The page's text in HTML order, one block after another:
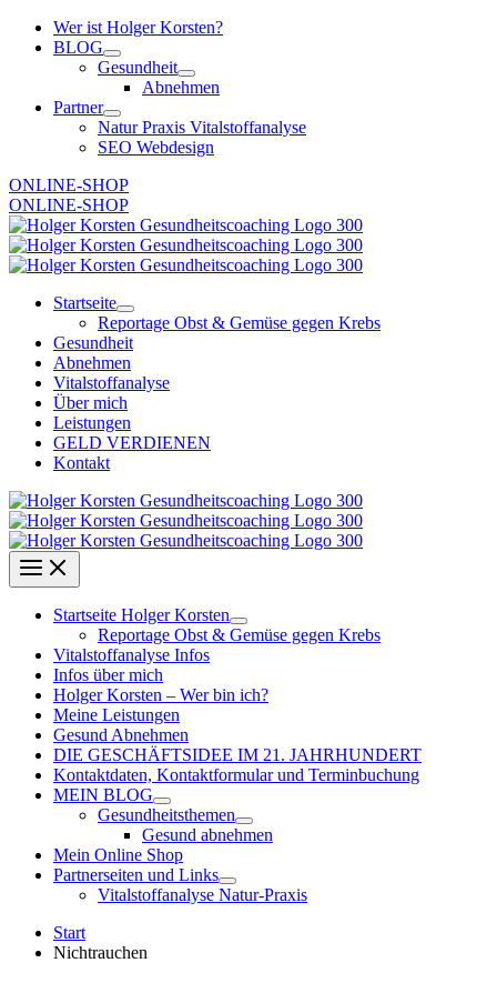
Zum
Inhalt
Wer ist Holger Korsten?
BLOG
Gesundheit
Abnehmen
Partner
Natur Praxis Vitalstoffanalyse
SEO Webdesign
ONLINE-SHOP
ONLINE-SHOP
Startseite
Reportage Obst & Gemüse gegen Krebs
Gesundheit
Abnehmen
Vitalstoffanalyse
Über mich
Leistungen
GELD VERDIENEN
Kontakt
Startseite Holger Korsten
Reportage Obst & Gemüse gegen Krebs
Vitalstoffanalyse Infos
Infos über mich
Holger Korsten – Wer bin ich?
Meine Leistungen
Gesund Abnehmen
DIE GESCHÄFTSIDEE IM 21. JAHRHUNDERT
Kontaktdaten, Kontaktformular und Terminbuchung
MEIN BLOG
Gesundheitsthemen
Gesund abnehmen
Mein Online Shop
Partnerseiten und Links
Vitalstoffanalyse Natur-Praxis
Start
Nichtrauchen